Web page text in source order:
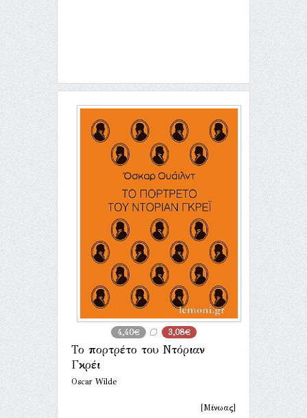
4,40€ 3,08€
Το πορτρέτο του Ντόριαν
Γκρέι
Oscar Wilde
[Μίνωας]